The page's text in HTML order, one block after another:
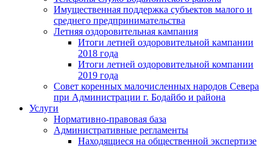
Имущественная поддержка субъектов малого и
среднего предпринимательства
Летняя оздоровительная кампания
Итоги летней оздоровительной кампании
2018 года
Итоги летней оздоровительной компании
2019 года
Совет коренных малочисленных народов Севера
при Администрации г. Бодайбо и района
Услуги
Нормативно-правовая база
Административные регламенты
Находящиеся на общественной экспертизе